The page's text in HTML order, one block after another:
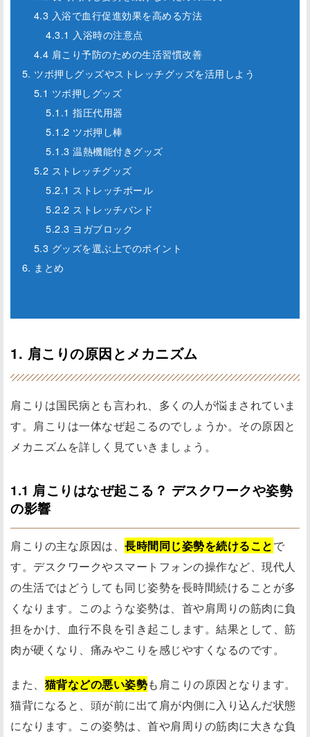
4.3 入浴で血行促進効果を高める方法
4.3.1 入浴時の注意点
4.4 肩こり予防のための生活習慣改善
5. ツボ押しグッズやストレッチグッズを活用しよう
5.1 ツボ押しグッズ
5.1.1 指圧代用器
5.1.2 ツボ押し棒
5.1.3 温熱機能付きグッズ
5.2 ストレッチグッズ
5.2.1 ストレッチポール
5.2.2 ストレッチバンド
5.2.3 ヨガブロック
5.3 グッズを選ぶ上でのポイント
6. まとめ
1. 肩こりの原因とメカニズム
肩こりは国民病とも言われ、多くの人が悩まされていま
す。肩こりは一体なぜ起こるのでしょうか。その原因と
メカニズムを詳しく見ていきましょう。
1.1 肩こりはなぜ起こる？ デスクワークや姿勢
の影響
肩こりの主な原因は、 長時間同じ姿勢を続けることで
す。デスクワークやスマートフォンの操作など、現代人
の生活ではどうしても同じ姿勢を長時間続けることが多
くなります。このような姿勢は、首や肩周りの筋肉に負
担をかけ、血行不良を引き起こします。結果として、筋
肉が硬くなり、痛みやこりを感じやすくなるのです。
また、 猫背などの悪い姿勢も肩こりの原因となります。
猫背になると、頭が前に出て肩が内側に入り込んだ状態
になります。この姿勢は、首や肩周りの筋肉に大きな負